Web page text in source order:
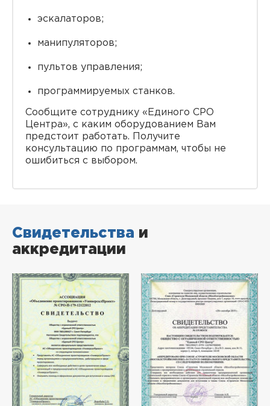
эскалаторов;
манипуляторов;
пультов управления;
программируемых станков.
Сообщите сотруднику «Единого СРО
Центра», с каким оборудованием Вам
предстоит работать. Получите
консультацию по программам, чтобы не
ошибиться с выбором.
Свидетельства и
аккредитации